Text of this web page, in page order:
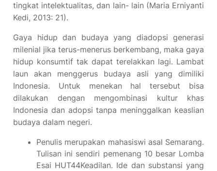
tingkat intelektualitas, dan lain- lain (Maria Erniyanti
Kedi, 2013: 21).
Gaya hidup dan budaya yang diadopsi generasi
milenial jika terus-menerus berkembang, maka gaya
hidup konsumtif tak dapat terelakkan lagi. Lambat
laun akan menggerus budaya asli yang dimiliki
Indonesia. Untuk menekan hal tersebut bisa
dilakukan dengan mengombinasi kultur khas
Indonesia dan adopsi tanpa meninggalkan keaslian
budaya dalam negeri.
Penulis merupakan mahasiswi asal Semarang.
Tulisan ini sendiri pemenang 10 besar Lomba
Esai HUT44Keadilan. Ide dan substansi yang